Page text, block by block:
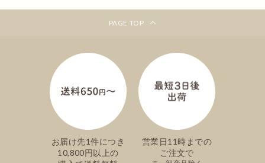
PAGE TOP
お届け先1件につき
10,800円以上の
営業日11時までの
ご注文で